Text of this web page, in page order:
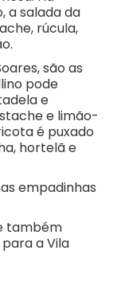
a salada da
rúcula,
são as
pode
e
e limão-
é puxado
hortelã e
empadinhas
também
a Vila